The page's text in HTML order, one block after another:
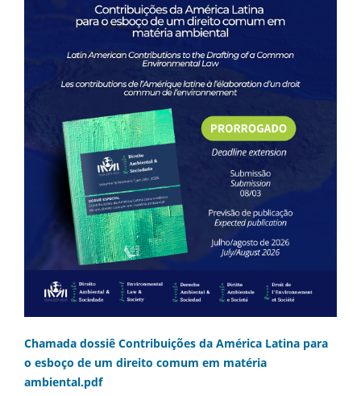
Chamada dossiê Contribuições da América Latina para
o esboço de um direito comum em matéria
ambiental.pdf